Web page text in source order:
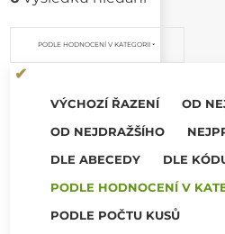
PODLE HODNOCENÍ V KATEGORII
VÝCHOZÍ ŘAZENÍ
OD
OD NEJDRAŽŠÍHO
DLE ABECEDY
DLE
PODLE HODNOCENÍ V
PODLE POČTU KUSŮ